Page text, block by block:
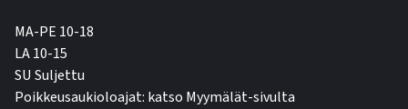
MA-PE 10-18
LA 10-15
SU Suljettu
Poikkeusaukioloajat: katso Myymälät-sivulta